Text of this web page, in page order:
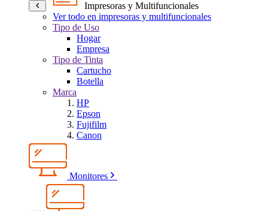
Impresoras y Multifuncionales
Ver todo en impresoras y multifuncionales
Tipo de Uso
Hogar
Empresa
Tipo de Tinta
Cartucho
Botella
Marca
HP
Epson
Fujifilm
Canon
Monitores